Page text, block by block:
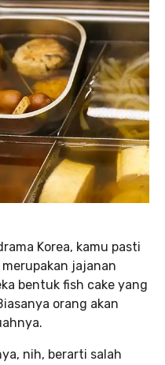
Korea, kamu pasti
jajanan
bentuk fish cake yang
orang akan
nih, berarti salah